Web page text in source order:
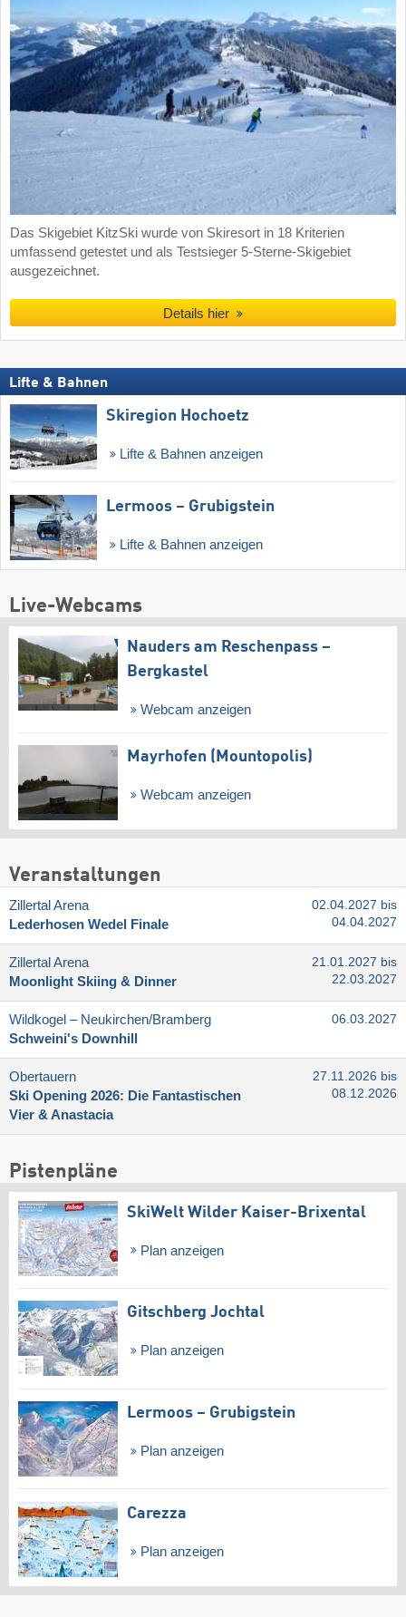
Das Skigebiet KitzSki wurde von Skiresort in 18 Kriterien
umfassend getestet und als Testsieger 5-Sterne-Skigebiet
ausgezeichnet.
Details hier
Lifte & Bahnen
Skiregion Hochoetz
Lifte & Bahnen anzeigen
Lermoos – Grubigstein
Lifte & Bahnen anzeigen
Live-Webcams
Nauders am Reschenpass –
Bergkastel
Webcam anzeigen
Mayrhofen (Mountopolis)
Webcam anzeigen
Veranstaltungen
Zillertal Arena
Lederhosen Wedel Finale
02.04.2027 bis
04.04.2027
Zillertal Arena
Moonlight Skiing & Dinner
21.01.2027 bis
22.03.2027
Wildkogel – Neukirchen/​Bramberg
Schweini's Downhill
06.03.2027
Obertauern
Ski Opening 2026: Die Fantastischen
Vier & Anastacia
27.11.2026 bis
08.12.2026
Pistenpläne
SkiWelt Wilder Kaiser-Brixental
Plan anzeigen
Gitschberg Jochtal
Plan anzeigen
Lermoos – Grubigstein
Plan anzeigen
Carezza
Plan anzeigen